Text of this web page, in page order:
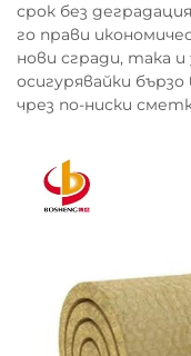
срок без
го прави
нови сгради, така
осигурявайки
чрез по-ниски